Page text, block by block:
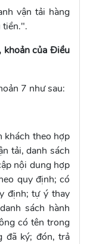
vận tải hàng
tiền.".
của Điều
7 như sau:
khách theo hợp
tải, danh sách
nội dung hợp
quy định; có
định; tự ý thay
sách hành
có tên trong
đã ký; đón, trả